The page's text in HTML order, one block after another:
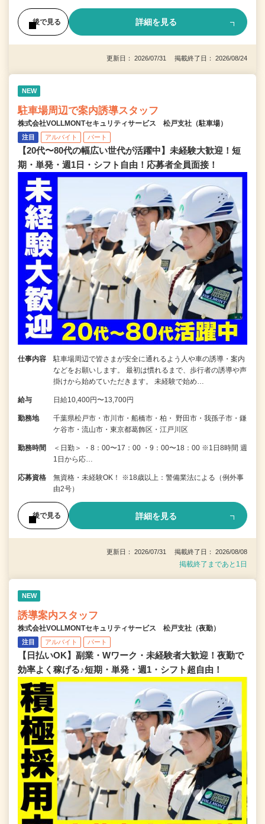
後で見る 詳細を見る
更新日： 2026/07/31 掲載終了日： 2026/08/24
NEW
駐車場周辺で案内誘導スタッフ
株式会社VOLLMONTセキュリティサービス 松戸支社（駐車場）
注目 アルバイト パート
【20代〜80代の幅広い世代が活躍中】未経験大歓迎！短
期・単発・週1日・シフト自由！応募者全員面接！
仕事内容
駐車場周辺で皆さまが安全に通れるよう人や車の誘導・案内
などをお願いします。 最初は慣れるまで、歩行者の誘導や声
掛けから始めていただきます。 未経験で始め…
給与 日給10,400円〜13,700円
勤務地
千葉県松戸市・市川市・船橋市・柏・ 野田市・我孫子市・鎌
ケ谷市・流山市・東京都葛飾区・江戸川区
勤務時間
＜日勤＞ ・8：00〜17：00 ・9：00〜18：00 ※1日8時間 週
1日から応…
応募資格
無資格・未経験OK！ ※18歳以上：警備業法による（例外事
由2号）
後で見る 詳細を見る
更新日： 2026/07/31 掲載終了日： 2026/08/08
掲載終了まであと1日
NEW
誘導案内スタッフ
株式会社VOLLMONTセキュリティサービス 松戸支社（夜勤）
注目 アルバイト パート
【日払いOK】副業・Wワーク・未経験者大歓迎！夜勤で
効率よく稼げる♪短期・単発・週1・シフト超自由！